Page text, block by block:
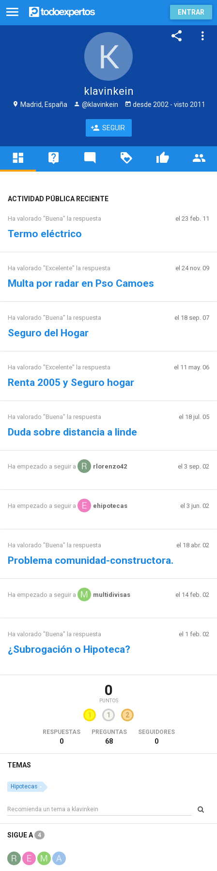
ENTRAR
klavinkein
Madrid, España @klavinkein desde 2002 - visto 2011
SEGUIR
ACTIVIDAD PÚBLICA RECIENTE
Ha valorado "Buena" la respuesta el 23 feb. 11
Termo eléctrico
Ha valorado "Excelente" la respuesta el 24 nov. 09
Multa por radar en Pso Camoes
Ha valorado "Buena" la respuesta el 18 sep. 07
Seguro del Hogar
Ha valorado "Excelente" la respuesta el 11 may. 06
Renta 2005 y Seguro hogar
Ha valorado "Buena" la respuesta el 18 jul. 05
Duda sobre distancia a linde
Ha empezado a seguir a rlorenzo42 el 3 sep. 02
Ha empezado a seguir a ehipotecas el 3 jun. 02
Ha valorado "Buena" la respuesta el 18 abr. 02
Problema comunidad-constructora.
Ha empezado a seguir a multidivisas el 14 feb. 02
Ha valorado "Buena" la respuesta el 1 feb. 02
¿Subrogación o Hipoteca?
0
PUNTOS
1 1 2
RESPUESTAS
0
PREGUNTAS
68
SEGUIDORES
0
TEMAS
Hipotecas
SIGUE A 4